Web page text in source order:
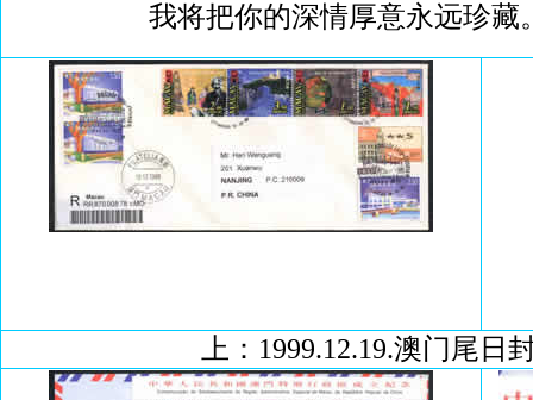
我将把你的深情厚意永远珍藏
上：1999.12.19.澳门尾日